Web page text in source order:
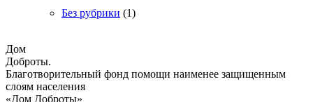
Без рубрики (1)
Дом
Доброты.
Благотворительный фонд помощи наименее защищенным
слоям населения
«Дом Доброты»